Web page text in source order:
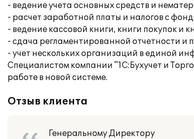
- ведение учета основных средств и
- расчет заработной платы и налогов с
- ведение кассовой книги, книги покупок и
- сдача регламентированной отчетности
- учет нескольких организаций в единой
Специалистом компании "1С:Бухучет и
работе в новой системе.
Отзыв клиента
Генеральному Директору